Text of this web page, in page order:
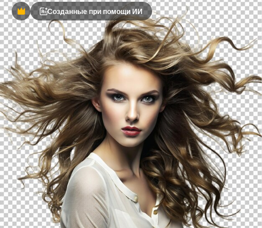
ПремиумСозданные при помощи ИИ